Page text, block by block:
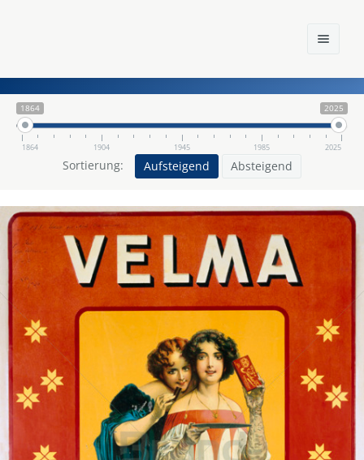
Marken
Konzerne
Epoche
1864 2025
1864 1904 1945 1985 2025
Sortierung: Aufsteigend Absteigend